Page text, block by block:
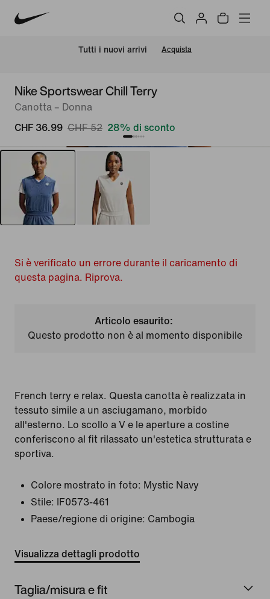
Tutti i nuovi arrivi Acquista
Nike Sportswear Chill Terry
Canotta – Donna
CHF 36.99 CHF 52 28% di sconto
Si è verificato un errore durante il caricamento di
questa pagina. Riprova.
Articolo esaurito:
Questo prodotto non è al momento disponibile
French terry e relax. Questa canotta è realizzata in
tessuto simile a un asciugamano, morbido
all'esterno. Lo scollo a V e le aperture a costine
conferiscono al fit rilassato un'estetica strutturata e
sportiva.
Colore mostrato in foto: Mystic Navy
Stile:
IF0573-461
Paese/regione di origine: Cambogia
Visualizza dettagli prodotto
Taglia/misura e fit